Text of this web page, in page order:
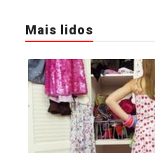
Mais lidos